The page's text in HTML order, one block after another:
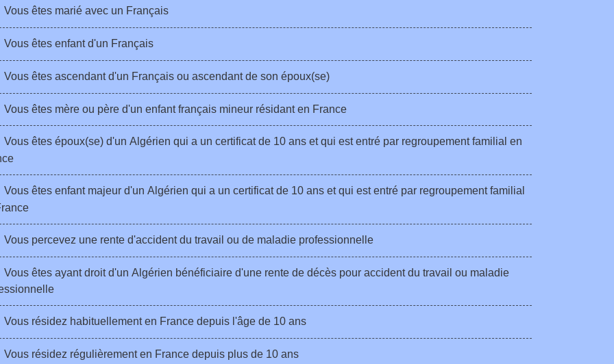
Vous êtes marié avec un Français
Vous êtes enfant d'un Français
Vous êtes ascendant d'un Français ou ascendant de son époux(se)
Vous êtes mère ou père d'un enfant français mineur résidant en France
Vous êtes époux(se) d'un Algérien qui a un certificat de 10 ans et qui est entré par regroupement familial en
Vous êtes enfant majeur d'un Algérien qui a un certificat de 10 ans et qui est entré par regroupement familial
Vous percevez une rente d'accident du travail ou de maladie professionnelle
Vous êtes ayant droit d'un Algérien bénéficiaire d'une rente de décès pour accident du travail ou maladie
Vous résidez habituellement en France depuis l'âge de 10 ans
Vous résidez régulièrement en France depuis plus de 10 ans